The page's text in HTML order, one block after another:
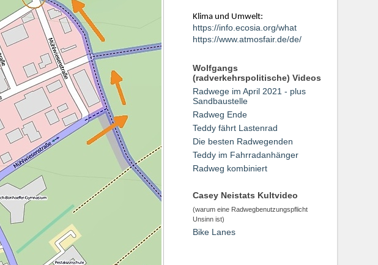
Klima und Umwelt:
https://info.ecosia.org/what
https://www.atmosfair.de/de/
Wolfgangs
(radverkehrspolitische) Videos
Radwege im April 2021 - plus
Sandbaustelle
Radweg Ende
Teddy fährt Lastenrad
Die besten Radwegenden
Teddy im Fahrradanhänger
Radweg kombiniert
Casey Neistats Kultvideo
(warum eine Radwegbenutzungspflicht
Unsinn ist)
Bike Lanes